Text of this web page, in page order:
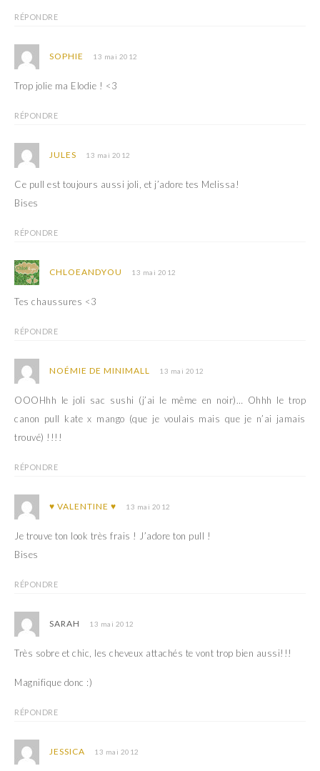
n
r
e
)
r
e
RÉPONDRE
SOPHIE 13 mai 2012
Trop jolie ma Elodie ! <3
RÉPONDRE
JULES 13 mai 2012
Ce pull est toujours aussi joli, et j’adore tes Melissa!
Bises
RÉPONDRE
CHLOEANDYOU 13 mai 2012
Tes chaussures <3
RÉPONDRE
NOÉMIE DE MINIMALL 13 mai 2012
OOOHhh le joli sac sushi (j’ai le même en noir)… Ohhh le trop
canon pull kate x mango (que je voulais mais que je n’ai jamais
trouvé) !!!!
RÉPONDRE
♥ VALENTINE ♥ 13 mai 2012
Je trouve ton look très frais ! J’adore ton pull !
Bises
RÉPONDRE
SARAH 13 mai 2012
Très sobre et chic, les cheveux attachés te vont trop bien aussi!!!
Magnifique donc :)
RÉPONDRE
JESSICA 13 mai 2012